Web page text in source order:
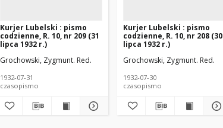
Kurjer Lubelski : pismo
codzienne, R. 10, nr 209 (31
lipca 1932 r.)
Grochowski, Zygmunt. Red.
1932-07-31
czasopismo
Kurjer Lubelski : pismo
codzienne, R. 10, nr 208 (30
lipca 1932 r.)
Grochowski, Zygmunt. Red.
1932-07-30
czasopismo